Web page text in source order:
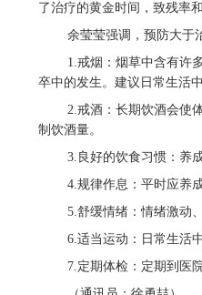
了治疗的黄金时间，致残率
余莹莹强调，预防大于
1.戒烟：烟草中含有许
卒中的发生。建议日常生活
2.戒酒：长期饮酒会使
制饮酒量。
3.良好的饮食习惯：养
4.规律作息：平时应养
5.舒缓情绪：情绪激动
6.适当运动：日常生活
7.定期体检：定期到医